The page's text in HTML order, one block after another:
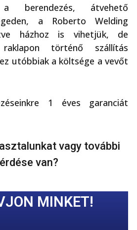
berendezés, átvehető
a Roberto Welding
házhoz is vihetjük, de
történő szállítás
utóbbiak a költsége a vevőt
1 éves garanciát
vagy további
van?
MINKET!